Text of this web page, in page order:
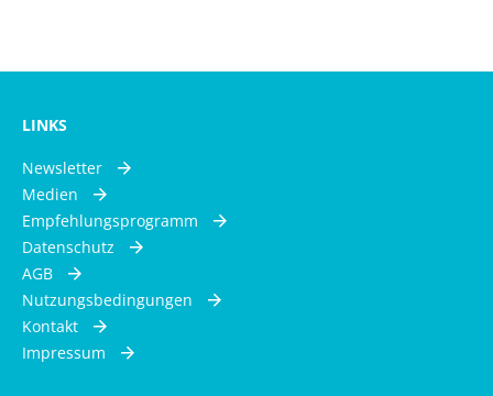
LINKS
Newsletter
Medien
Empfehlungsprogramm
Datenschutz
AGB
Nutzungsbedingungen
Kontakt
Impressum